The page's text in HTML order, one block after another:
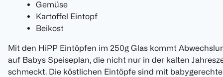
Gemüse
Kartoffel Eintopf
Beikost
Mit den HiPP Eintöpfen im 250g Glas kommt
auf Babys Speiseplan, die nicht nur in der kalten
schmeckt. Die köstlichen Eintöpfe sind mit